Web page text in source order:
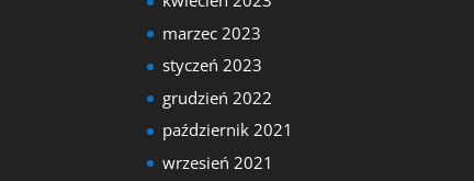
marzec 2023
styczeń 2023
grudzień 2022
październik 2021
wrzesień 2021